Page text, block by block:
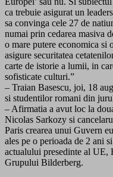
ca trebuie asigurat un
sa convinga cele 27 de
numai prin cedarea masiva
o mare putere economica si
asigure securitatea
carte de istorie a lumii, in
sofisticate culturi.”
– Traian Basescu, joi, 18
si studentilor romani din
– Afirmatia a avut loc la
Nicolas Sarkozy si
Paris crearea unui Guvern
ales pe o perioada de 2 ani
actualului presedinte al UE,
Grupului Bilderberg.